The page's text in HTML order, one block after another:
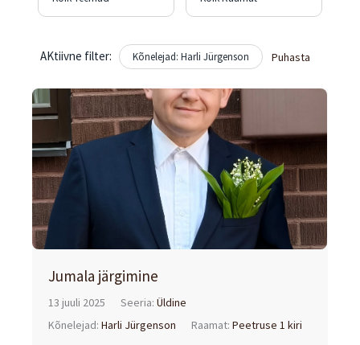
AKtiivne filter: Kõnelejad: Harli Jürgenson Puhasta
Jumala järgimine
13 juuli 2025 Seeria:Üldine
Kõnelejad:Harli Jürgenson Raamat:Peetruse 1 kiri